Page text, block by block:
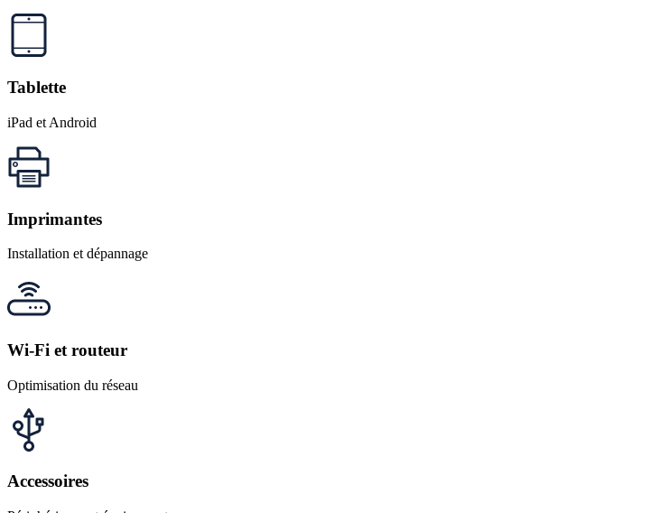
Tablette
iPad et Android
Imprimantes
Installation et dépannage
Wi-Fi et routeur
Optimisation du réseau
Accessoires